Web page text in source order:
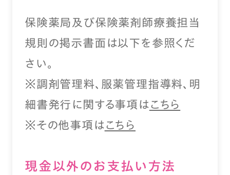
保険薬局及び保険薬剤師療養担当
規則の掲示書面は以下を参照くだ
さい。
※調剤管理料、服薬管理指導料、明
細書発行に関する事項は こちら
※その他事項は こちら
現⾦以外のお⽀払い⽅法